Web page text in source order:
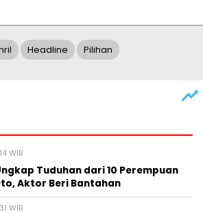
Headline Pilihan
WIB
Tuduhan dari 10 Perempuan
Aktor Beri Bantahan
WIB